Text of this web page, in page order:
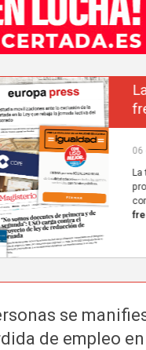
La prensa
frente al
06 de Mayo, publicado
La tramitación del
profesorado ha
comunicación
frentepara
se
de empleo